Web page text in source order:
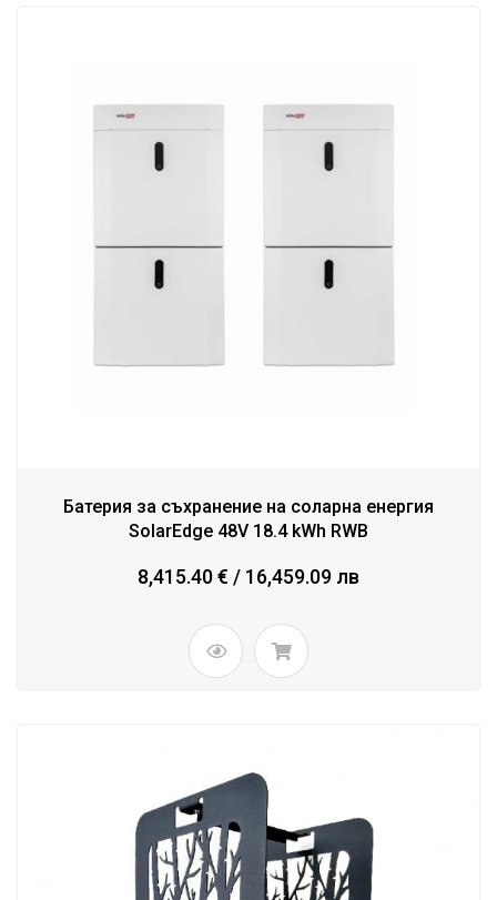
Батерия за съхранение на соларна енергия
SolarEdge 48V 18.4 kWh RWB
8,415.40 € / 16,459.09 лв